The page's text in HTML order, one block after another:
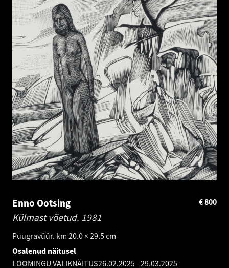
Enno Ootsing
Külmast võetud. 1981
Puugravüür. km 20.0 × 29.5 cm
800
€
Osalenud näitusel
LOOMINGU VALIKNÄITUS26.02.2025-29.03.2025